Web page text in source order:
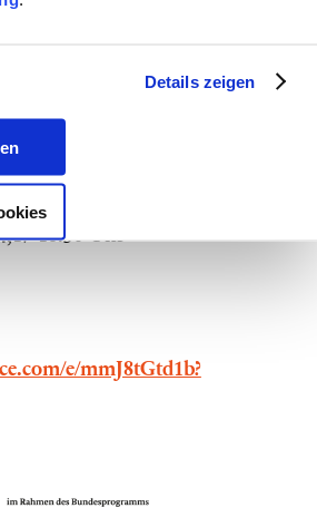
Details zeigen
Ziele verfolgen sie?
um antidemokratische
18:30 Uhr
e/mmJ8tGtd1b?